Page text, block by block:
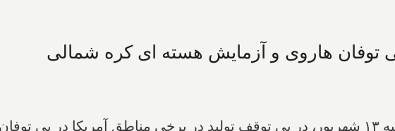
توفان هاروی و آزمایش هسته ای کره شمالی
بازارهای جهانی نفت روز دوشنبه ۱۳ شهریور، در پی توقف تولید در برخی مناطق